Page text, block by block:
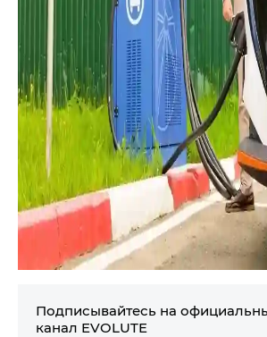
Подписывайтесь на
канал EVOLUTE